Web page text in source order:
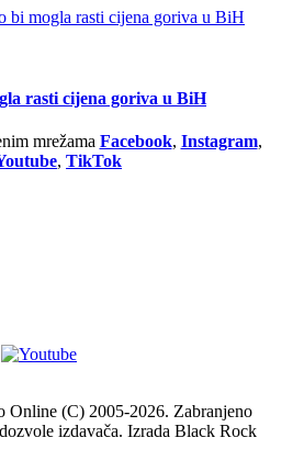
rasti cijena goriva u BiH
mrežama Facebook, Instagram,
, TikTok
Online (C) 2005-2026. Zabranjeno
izdavača. Izrada Black Rock